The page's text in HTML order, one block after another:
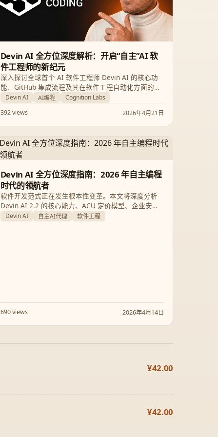
Devin AI 全方位深度解析：开启“自主”AI 软
件工程师的新纪元
深入探讨全球首个 AI 软件工程师 Devin AI 的核心功
能、GitHub 集成流程及其在软件工程自动化方面的革
命性表现，解析这一 AI 代理如何重塑未来的开发工作
流。
Devin AI AI编程
Cognition Labs
392 views
2026年4月21日
Devin AI 全方位深度指南：2026 年自主编程
时代的领航者
软件开发范式正在发生根本性变革。本文将深度分析
Devin AI 2.2 的核心能力、ACU 定价模型、企业安全
特性及未来趋势，带您全面了解这位能够独立规划、
Devin AI 自主AI代理 软件工程
690 views 2026年4月14日
¥42.00
¥42.00